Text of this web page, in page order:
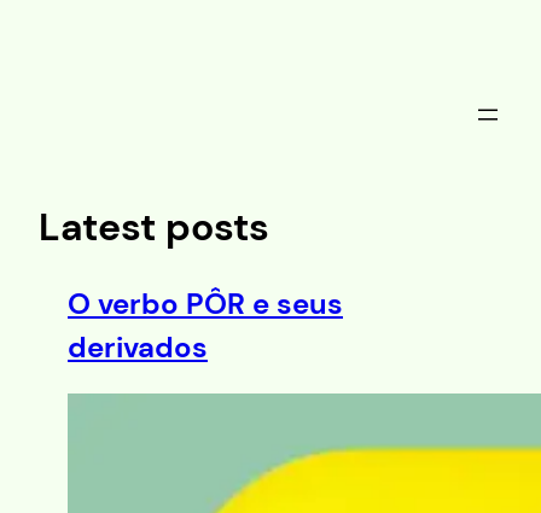
Latest posts
O verbo PÔR e seus
derivados